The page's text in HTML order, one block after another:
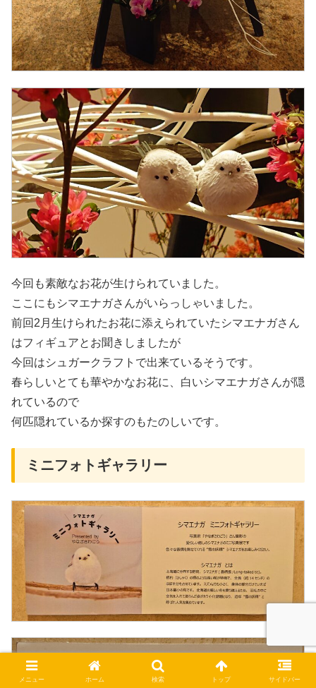
今回も素敵なお花が生けられていました。
ここにもシマエナガさんがいらっしゃいました。
前回2月生けられたお花に添えられていたシマエナガさん
はフィギュアとお聞きしましたが
今回はシュガークラフトで出来ているそうです。
春らしいとても華やかなお花に、白いシマエナガさんが隠
れているので
何匹隠れているか探すのもたのしいです。
ミニフォトギャラリー
メニュー ホーム 検索 トップ サイドバー